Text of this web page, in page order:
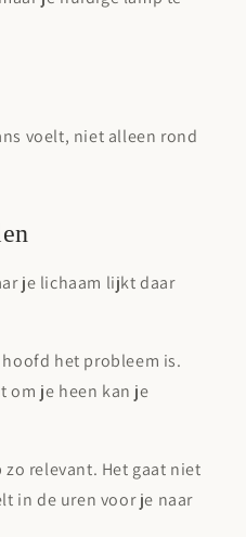
voelt, niet alleen rond
je lichaam lijkt daar
het probleem is.
om je heen kan je
zo relevant. Het gaat niet
in de uren voor je naar